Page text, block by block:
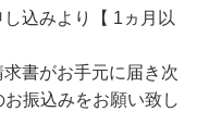
込みより【 1ヵ月以
書がお手元に届き次
振込みをお願い致し